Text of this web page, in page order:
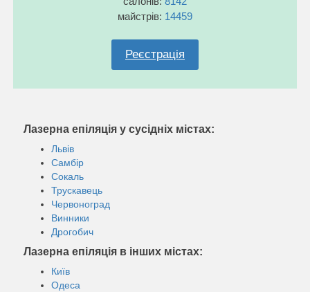
майстрів: 14459
Реєстрація
Лазерна епіляція у сусідніх містах:
Львів
Самбір
Сокаль
Трускавець
Червоноград
Винники
Дрогобич
Лазерна епіляція в інших містах:
Київ
Одеса